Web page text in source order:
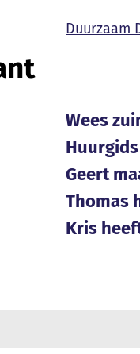
Duurzaam
Wees
Geert
Thomas
Kris